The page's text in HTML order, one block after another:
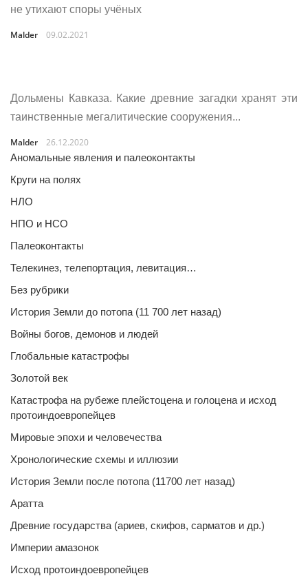
не утихают споры учёных
Malder 09.02.2021
Дольмены Кавказа. Какие древние загадки хранят эти
таинственные мегалитические сооружения...
Malder
26.12.2020
Аномальные явления и палеоконтакты
Круги на полях
НЛО
НПО и НСО
Палеоконтакты
Телекинез, телепортация, левитация…
Без рубрики
История Земли до потопа (11 700 лет назад)
Войны богов, демонов и людей
Глобальные катастрофы
Золотой век
Катастрофа на рубеже плейстоцена и голоцена и исход
протоиндоевропейцев
Мировые эпохи и человечества
Хронологические схемы и иллюзии
История Земли после потопа (11700 лет назад)
Аратта
Древние государства (ариев, скифов, сарматов и др.)
Империи амазонок
Исход протоиндоевропейцев